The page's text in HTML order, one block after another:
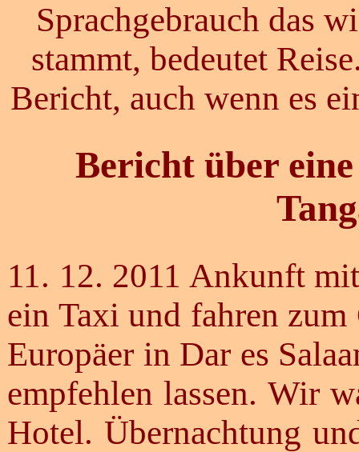
Sprachgebrauch das
stammt, bedeutet
Bericht, auch wenn es
Bericht über
11. 12. 2011 Ankunft
ein Taxi und fahren
Europäer in Dar es
empfehlen lassen. Wir
Hotel. Übernachtung